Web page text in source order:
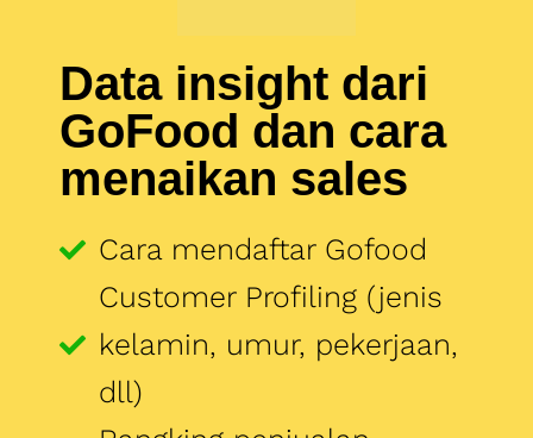
Customer Profiling (jenis
kelamin, umur, pekerjaan,
dll)
tertinggi online delivery
per wilayah
Varians Harga yang
diminati konsumen online